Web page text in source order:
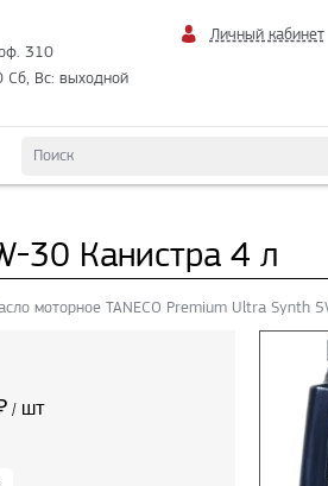
310
Сб, Вс: выходной
Личный кабинет
30 Канистра 4 л
моторное TANECO Premium Ultra Synth
/ шт